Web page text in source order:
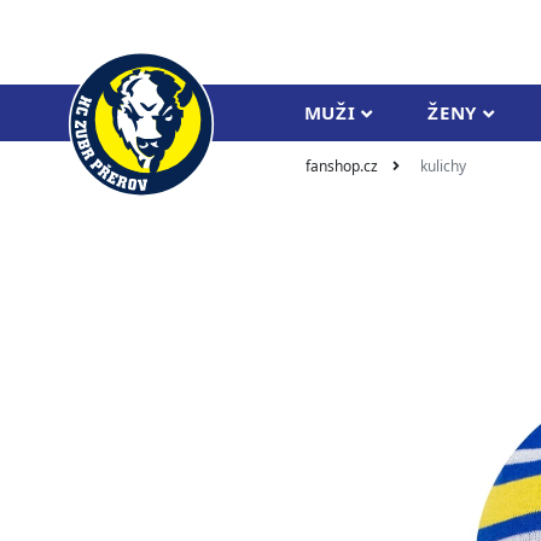
MUŽI ŽENY
fanshop.cz kulichy